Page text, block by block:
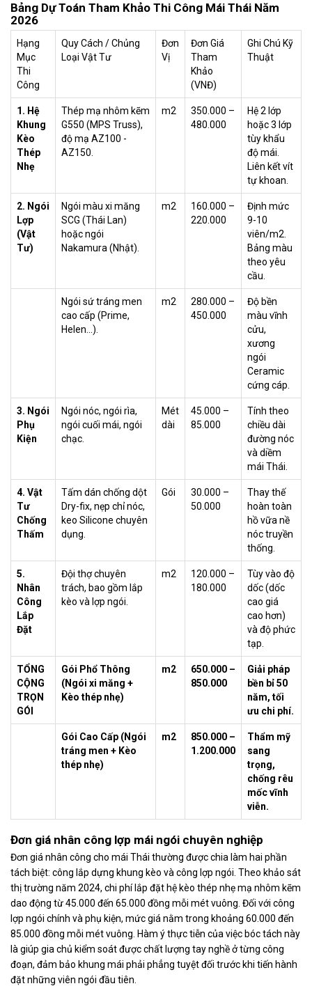
Bảng Dự Toán Tham Khảo Thi Công Mái Thái Năm
2026
Hạng
Mục
Thi
Công
Quy Cách / Chủng
Loại Vật Tư
Đơn
Vị
Đơn Giá
Tham
Khảo
(VNĐ)
Ghi Chú Kỹ
Thuật
1. Hệ
Khung
Kèo
Thép
Nhẹ
Thép mạ nhôm kẽm
G550 (MPS Truss),
độ mạ AZ100 -
AZ150.
m2
350.000 –
480.000
Hệ 2 lớp
hoặc 3 lớp
tùy khẩu
độ mái.
Liên kết vít
tự khoan.
2. Ngói
Lợp
(Vật
Tư)
Ngói màu xi măng
SCG (Thái Lan)
hoặc ngói
Nakamura (Nhật).
m2
160.000 –
220.000
Định mức
9-10
viên/m2.
Bảng màu
theo yêu
cầu.
Ngói sứ tráng men
cao cấp (Prime,
Helen...).
m2
280.000 –
450.000
Độ bền
màu vĩnh
cửu,
xương
ngói
Ceramic
cứng cáp.
3. Ngói
Phụ
Kiện
Ngói nóc, ngói rìa,
ngói cuối mái, ngói
chạc.
Mét
dài
45.000 –
85.000
Tính theo
chiều dài
đường nóc
và diềm
mái Thái.
4. Vật
Tư
Chống
Thấm
Tấm dán chống dột
Dry-fix, nẹp chỉ nóc,
keo Silicone chuyên
dụng.
Gói
30.000 –
50.000
Thay thế
hoàn toàn
hồ vữa nề
nóc truyền
thống.
5.
Nhân
Công
Lắp
Đặt
Đội thợ chuyên
trách, bao gồm lắp
kèo và lợp ngói.
m2
120.000 –
180.000
Tùy vào độ
dốc (dốc
cao giá
cao hơn)
và độ phức
tạp.
TỔNG
CỘNG
TRỌN
GÓI
Gói Phổ Thông
(Ngói xi măng +
Kèo thép nhẹ)
m2
650.000 –
850.000
Giải pháp
bền bỉ 50
năm, tối
ưu chi phí.
Gói Cao Cấp (Ngói
tráng men + Kèo
thép nhẹ)
m2
850.000 –
1.200.000
Thẩm mỹ
sang
trọng,
chống rêu
mốc vĩnh
viễn.
Đơn giá nhân công lợp mái ngói chuyên nghiệp
Đơn giá nhân công cho mái Thái thường được chia làm hai phần
tách biệt: công lắp dựng khung kèo và công lợp ngói. Theo khảo sát
thị trường năm 2024, chi phí lắp đặt hệ kèo thép nhẹ mạ nhôm kẽm
dao động từ 45.000 đến 65.000 đồng mỗi mét vuông. Đối với công
lợp ngói chính và phụ kiện, mức giá nằm trong khoảng 60.000 đến
85.000 đồng mỗi mét vuông. Hàm ý thực tiễn của việc bóc tách này
là giúp gia chủ kiểm soát được chất lượng tay nghề ở từng công
đoạn, đảm bảo khung mái phải phẳng tuyệt đối trước khi tiến hành
đặt những viên ngói đầu tiên.